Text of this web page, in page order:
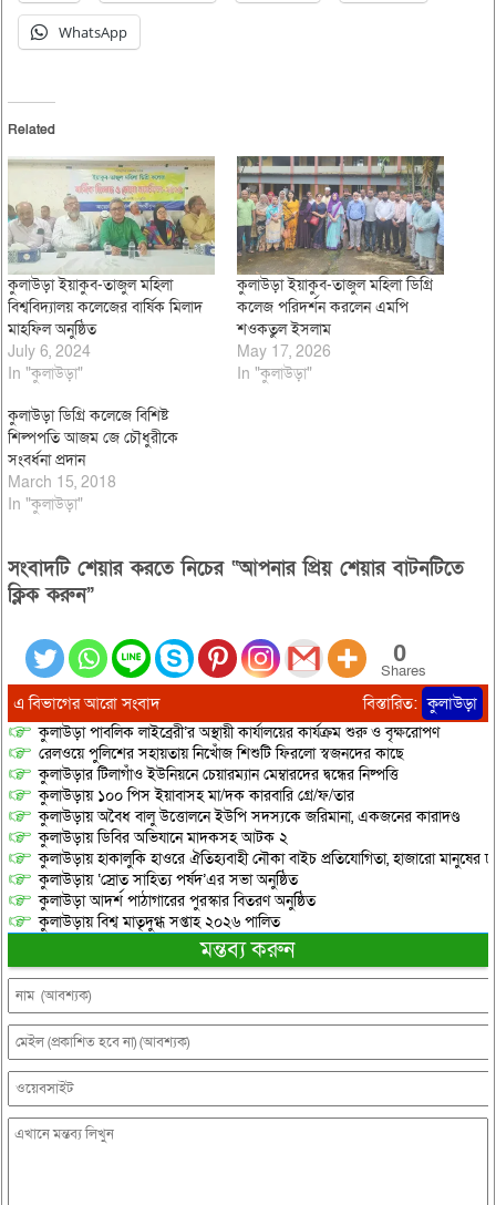
WhatsApp
Related
কুলাউড়া ইয়াকুব-তাজুল মহিলা
বিশ্ববিদ্যালয় কলেজের বার্ষিক মিলাদ
মাহফিল অনুষ্ঠিত
July 6, 2024
In "কুলাউড়া"
কুলাউড়া ইয়াকুব-তাজুল মহিলা ডিগ্রি
কলেজ পরিদর্শন করলেন এমপি
শওকতুল ইসলাম
May 17, 2026
In "কুলাউড়া"
কুলাউড়া ডিগ্রি কলেজে বিশিষ্ট
শিল্পপতি আজম জে চৌধুরীকে
সংবর্ধনা প্রদান
March 15, 2018
In "কুলাউড়া"
সংবাদটি শেয়ার করতে নিচের “আপনার প্রিয় শেয়ার বাটনটিতে
ক্লিক করুন”
0
Shares
এ বিভাগের আরো সংবাদ বিস্তারিত: কুলাউড়া
কুলাউড়া পাবলিক লাইব্রেরী’র অস্থায়ী কার্যালয়ের কার্যক্রম শুরু ও বৃক্ষরোপণ
রেলওয়ে পুলিশের সহায়তায় নিখোঁজ শিশুটি ফিরলো স্বজনদের কাছে
কুলাউড়ার টিলাগাঁও ইউনিয়নে চেয়ারম্যান মেম্বারদের দ্বন্ধের নিষ্পত্তি
কুলাউড়ায় ১০০ পিস ইয়াবাসহ মা/দক কারবারি গ্রে/ফ/তার
কুলাউড়ায় অবৈধ বালু উত্তোলনে ইউপি সদস্যকে জরিমানা, একজনের কারাদণ্ড
কুলাউড়ায় ডিবির অভিযানে মাদকসহ আটক ২
কুলাউড়ায় হাকালুকি হাওরে ঐতিহ্যবাহী নৌকা বাইচ প্রতিযোগিতা, হাজারো মানুষের
কুলাউড়ায় ‘স্রোত সাহিত্য পর্ষদ’এর সভা অনুষ্ঠিত
কুলাউড়া আদর্শ পাঠাগারের পুরস্কার বিতরণ অনুষ্ঠিত
কুলাউড়ায় বিশ্ব মাতৃদুগ্ধ সপ্তাহ ২০২৬ পালিত
মন্তব্য করুন